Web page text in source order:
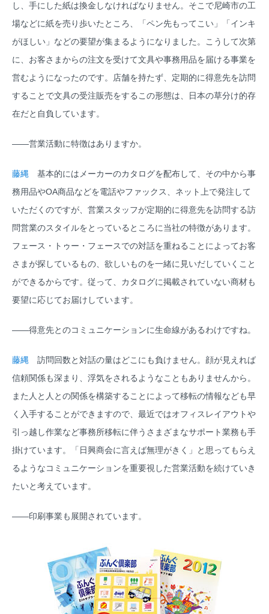
し、手にした紙は換金しなければなりません。そこで尼崎市の工
場などに紙を売り歩いたところ、「ペン先もってこい」「インキ
がほしい」などの要望が集まるようになりました。こうして次第
に、お客さまからの注文を受けて文具や事務用品を届ける事業を
営むようになったのです。店舗を持たず、定期的に得意先を訪問
することで文具の受注販売をするこの形態は、日本の草分け的存
在だと自負しています。
――営業活動に特徴はありますか。
藤縄 基本的にはメーカーのカタログを配布して、その中から事
務用品やOA商品などを電話やファックス、ネット上で発注して
いただくのですが、営業スタッフが定期的に得意先を訪問する訪
問営業のスタイルをとっているところに当社の特徴があります。
フェース・トゥー・フェースでの対話を重ねることによってお客
さまが探しているもの、欲しいものを一緒に見いだしていくこと
ができるからです。従って、カタログに掲載されていない商材も
要望に応じてお届けしています。
――得意先とのコミュニケーションに生命線があるわけですね。
藤縄 訪問回数と対話の量はどこにも負けません。顔が見えれば
信頼関係も深まり、浮気をされるようなこともありませんから。
また人と人との関係を構築することによって移転の情報なども早
く入手することができますので、最近ではオフィスレイアウトや
引っ越し作業など事務所移転に伴うさまざまなサポート業務も手
掛けています。「日興商会に言えば無理がきく」と思ってもらえ
るようなコミュニケーションを重要視した営業活動を続けていき
たいと考えています。
――印刷事業も展開されています。